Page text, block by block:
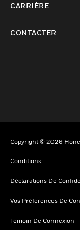
CARRIÈRE
CONTACTER
Copyright © 2026
Conditions
Déclarations De
Vos Préférences De
Témoin De Connexion